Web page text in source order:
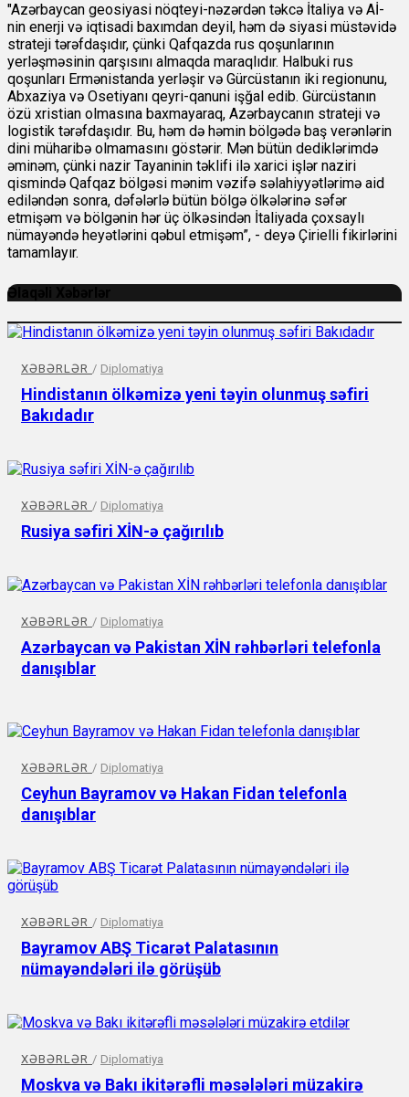
"Azərbaycan geosiyasi nöqteyi-nəzərdən təkcə İtaliya və Aİ-
nin enerji və iqtisadi baxımdan deyil, həm də siyasi müstəvidə
strateji tərəfdaşıdır, çünki Qafqazda rus qoşunlarının
yerləşməsinin qarşısını almaqda maraqlıdır. Halbuki rus
qoşunları Ermənistanda yerləşir və Gürcüstanın iki regionunu,
Abxaziya və Osetiyanı qeyri-qanuni işğal edib. Gürcüstanın
özü xristian olmasına baxmayaraq, Azərbaycanın strateji və
logistik tərəfdaşıdır. Bu, həm də həmin bölgədə baş verənlərin
dini müharibə olmamasını göstərir. Mən bütün dediklərimdə
əminəm, çünki nazir Tayaninin təklifi ilə xarici işlər naziri
qismində Qafqaz bölgəsi mənim vəzifə səlahiyyətlərimə aid
ediləndən sonra, dəfələrlə bütün bölgə ölkələrinə səfər
etmişəm və bölgənin hər üç ölkəsindən İtaliyada çoxsaylı
nümayəndə heyətlərini qəbul etmişəm”, - deyə Çirielli fikirlərini
tamamlayır.
Əlaqəli Xəbərlər
XƏBƏRLƏR / Diplomatiya
Hindistanın ölkəmizə yeni təyin olunmuş səfiri
Bakıdadır
XƏBƏRLƏR / Diplomatiya
Rusiya səfiri XİN-ə çağırılıb
XƏBƏRLƏR / Diplomatiya
Azərbaycan və Pakistan XİN rəhbərləri telefonla
danışıblar
XƏBƏRLƏR / Diplomatiya
Ceyhun Bayramov və Hakan Fidan telefonla
danışıblar
XƏBƏRLƏR / Diplomatiya
Bayramov ABŞ Ticarət Palatasının
nümayəndələri ilə görüşüb
XƏBƏRLƏR / Diplomatiya
Moskva və Bakı ikitərəfli məsələləri müzakirə